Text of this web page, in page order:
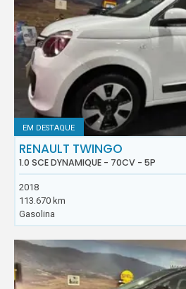
EM DESTAQUE
RENAULT TWINGO
1.0 SCE DYNAMIQUE - 70CV - 5P
2018
113.670 km
Gasolina